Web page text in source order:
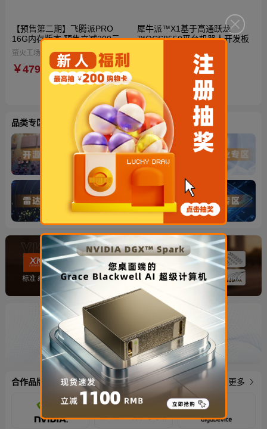
【预售第二期】飞腾派PRO
16G内存版本 预售立减200元
到手仅4599元！再送定制电源
与散热风扇！国产自主可控AI开
源硬件
萤火工场（Firefly Workshop）
￥4799
犀牛派™X1基于高通跃龙
™QCS8550平台机器人开发板
品类专区
合作品牌 更多